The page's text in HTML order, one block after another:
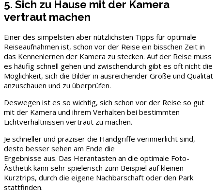
5. Sich zu Hause mit der Kamera
vertraut machen
Einer des simpelsten aber nützlichsten Tipps für optimale
Reiseaufnahmen ist, schon vor der Reise ein bisschen Zeit in
das Kennenlernen der Kamera zu stecken. Auf der Reise muss
es häufig schnell gehen und zwischendurch gibt es oft nicht die
Möglichkeit, sich die Bilder in ausreichender Größe und Qualität
anzuschauen und zu überprüfen.
Deswegen ist es so wichtig, sich schon vor der Reise so gut
mit der Kamera und ihrem Verhalten bei bestimmten
Lichtverhältnissen vertraut zu machen.
Je schneller und präziser die Handgriffe verinnerlicht sind,
desto besser sehen am Ende die
Ergebnisse aus. Das Herantasten an die optimale Foto-
Ästhetik kann sehr spielerisch zum Beispiel auf kleinen
Kurztrips, durch die eigene Nachbarschaft oder den Park
stattfinden.